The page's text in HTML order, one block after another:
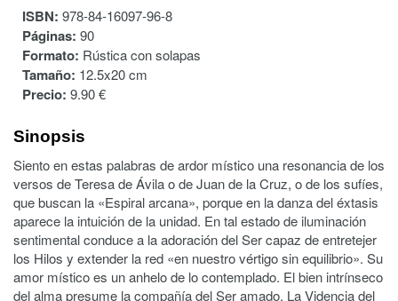
ISBN: 978-84-16097-96-8
Páginas: 90
Formato: Rústica con solapas
Tamaño: 12.5x20 cm
Precio: 9.90 €
Sinopsis
Siento en estas palabras de ardor místico una resonancia de los
versos de Teresa de Ávila o de Juan de la Cruz, o de los sufíes,
que buscan la «Espiral arcana», porque en la danza del éxtasis
aparece la intuición de la unidad. En tal estado de iluminación
sentimental conduce a la adoración del Ser capaz de entretejer
los Hilos y extender la red «en nuestro vértigo sin equilibrio». Su
amor místico es un anhelo de lo contemplado. El bien intrínseco
del alma presume la compañía del Ser amado. La Videncia del